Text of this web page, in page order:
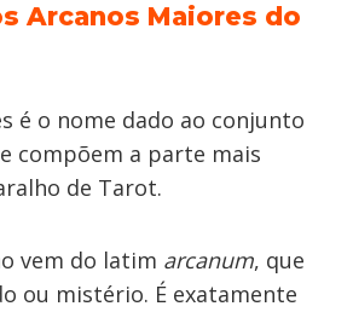
Arcanos Maiores do
é o nome dado ao conjunto
compõem a parte mais
de Tarot.
vem do latim arcanum, que
ou mistério. É exatamente